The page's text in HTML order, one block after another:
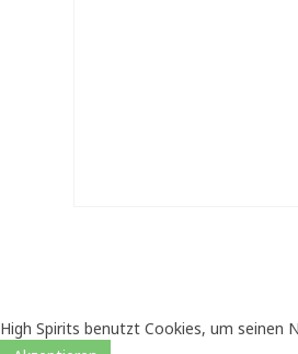
High Spirits benutzt Cookies, um seinen